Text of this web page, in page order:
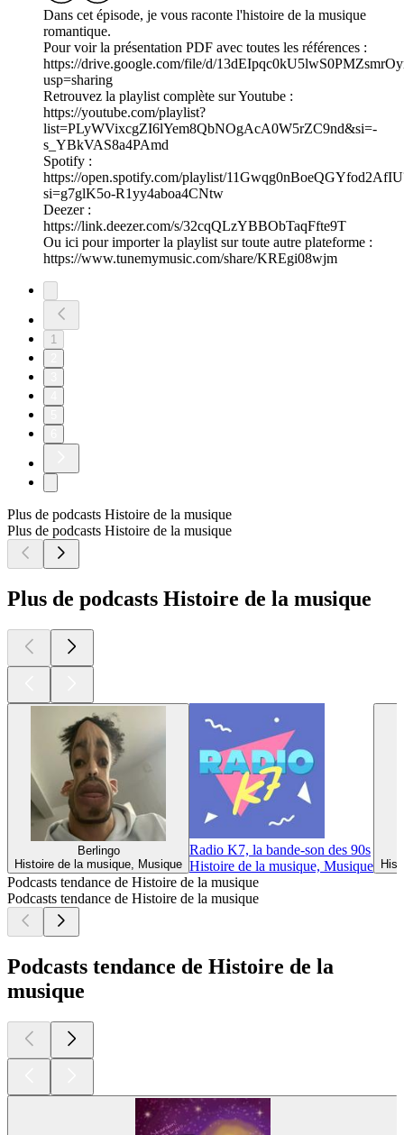
Dans cet épisode, je vous raconte l'histoire de la musique
romantique.
Pour voir la présentation PDF avec toutes les références :
https://drive.google.com/file/d/
usp=sharing
Retrouvez la playlist complète sur Youtube :
https://youtube.com/playlist?
list=PLyWVixcgZI6lYem8QbNOgAcA0W5rZC9nd&si=-
s_YBkVAS8a4PAmd
Spotify :
https://open.spotify.com/playlist/
si=g7glK5o-R1yy4aboa4CNtw
Deezer :
https://link.deezer.com/s/32cqQLzYBBObTaqFfte9T
Ou ici pour importer la playlist sur toute autre plateforme :
https://www.tunemymusic.com/share/KREgi08wjm
1
Plus de podcasts Histoire de la musique
Plus de podcasts Histoire de la musique
Plus de podcasts Histoire de la musique
Berlingo
Histoire de la musique, Musique
Radio K7, la bande-son des 90s
Histoire de la musique, Musique
Podcasts tendance de Histoire de la musique
Podcasts tendance de Histoire de la musique
Podcasts tendance de Histoire de la
musique